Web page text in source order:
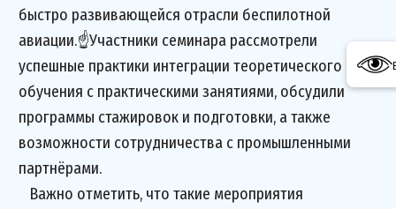
быстро развивающейся отрасли беспилотной
авиации.☝Участники семинара рассмотрели
успешные практики интеграции теоретического
обучения с практическими занятиями, обсудили
программы стажировок и подготовки, а также
возможности сотрудничества с промышленными
партнёрами.
Важно отметить, что такие мероприятия